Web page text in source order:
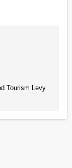
Tourism Levy